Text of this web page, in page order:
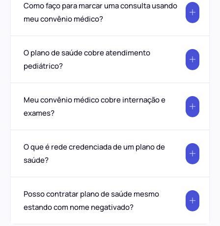
Como faço para marcar uma consulta usando
meu convênio médico?
O plano de saúde cobre atendimento
pediátrico?
Meu convênio médico cobre internação e
exames?
O que é rede credenciada de um plano de
saúde?
Posso contratar plano de saúde mesmo
estando com nome negativado?